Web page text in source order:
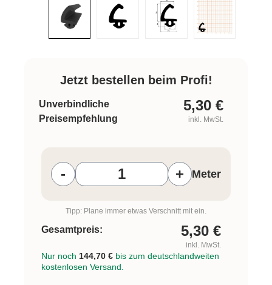
Jetzt bestellen beim Profi!
Unverbindliche
Preisempfehlung
5,30 €
inkl. MwSt.
- + Meter
Tipp: Plane immer etwas Verschnitt mit ein.
Gesamtpreis: 5,30 €
inkl. MwSt.
Nur noch 144,70 € bis zum deutschlandweiten
kostenlosen Versand.